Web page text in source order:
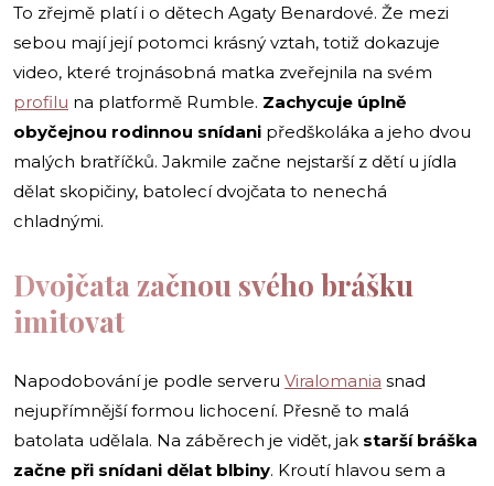
To zřejmě platí i o dětech Agaty Benardové. Že mezi
sebou mají její potomci krásný vztah, totiž dokazuje
video, které trojnásobná matka zveřejnila na svém
profilu na platformě Rumble. Zachycuje úplně
obyčejnou rodinnou snídani předškoláka a jeho dvou
malých bratříčků. Jakmile začne nejstarší z dětí u jídla
dělat skopičiny, batolecí dvojčata to nenechá
chladnými.
Dvojčata začnou svého brášku
imitovat
Napodobování je podle serveru Viralomania snad
nejupřímnější formou lichocení. Přesně to malá
batolata udělala. Na záběrech je vidět, jak starší bráška
začne při snídani dělat blbiny. Kroutí hlavou sem a